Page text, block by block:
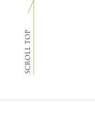
SCROLL TOP